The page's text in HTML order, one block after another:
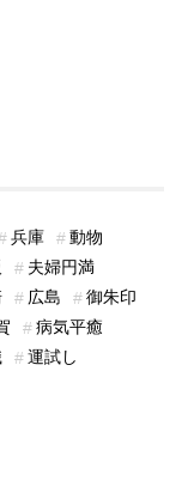
兵庫
動物
夫婦円満
広島
御朱印
病気平癒
運試し